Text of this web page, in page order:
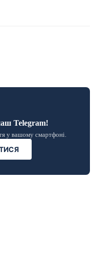
Telegram!
у вашому смартфоні.